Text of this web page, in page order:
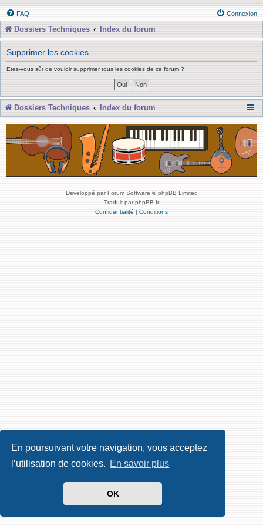
En poursuivant votre navigation, vous acceptez
l’utilisation de cookies. En savoir plus
OK
FAQ Connexion
Dossiers Techniques Index du forum
Supprimer les cookies
Êtes-vous sûr de vouloir supprimer tous les cookies de ce forum ?
Dossiers Techniques Index du forum
Développé par Forum Software © phpBB Limited
Traduit par phpBB-fr
Confidentialité | Conditions